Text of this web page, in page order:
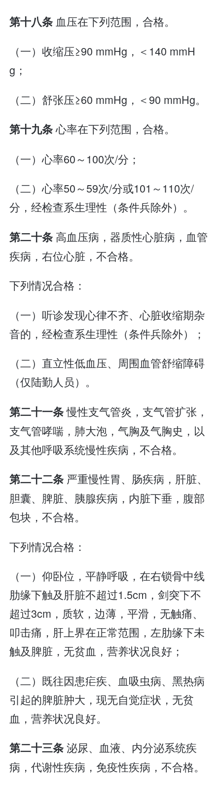
第十八条 血压在下列范围，合格。
（一）收缩压≥90 mmHg，＜140 mmH
g；
（二）舒张压≥60 mmHg，＜90 mmHg。
第十九条心率在下列范围，合格。
（一）心率60～100次/分；
（二）心率50～59次/分或101～110次/
分，经检查系生理性（条件兵除外）。
第二十条 高血压病，器质性心脏病，血管
疾病，右位心脏，不合格。
下列情况合格：
（一）听诊发现心律不齐、心脏收缩期杂
音的，经检查系生理性（条件兵除外）；
（二）直立性低血压、周围血管舒缩障碍
（仅陆勤人员）。
第二十一条慢性支气管炎，支气管扩张，
支气管哮喘，肺大泡，气胸及气胸史，以
及其他呼吸系统慢性疾病，不合格。
第二十二条 严重慢性胃、肠疾病，肝脏、
胆囊、脾脏、胰腺疾病，内脏下垂，腹部
包块，不合格。
下列情况合格：
（一）仰卧位，平静呼吸，在右锁骨中线
肋缘下触及肝脏不超过1.5cm，剑突下不
超过3cm，质软，边薄，平滑，无触痛、
叩击痛，肝上界在正常范围，左肋缘下未
触及脾脏，无贫血，营养状况良好；
（二）既往因患疟疾、血吸虫病、黑热病
引起的脾脏肿大，现无自觉症状，无贫
血，营养状况良好。
第二十三条泌尿、血液、内分泌系统疾
病，代谢性疾病，免疫性疾病，不合格。